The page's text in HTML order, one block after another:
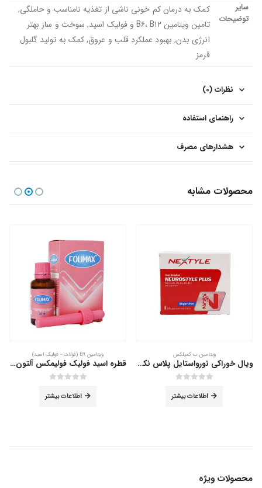
سایر
توضیحات
کمک به درمان کم خونی ناشی از تغذیه نامناسب و حاملگی,
تامین ویتامین B۶، B۱۲ و فولیک اسید, سوخت و ساز بهتر
انرژی بدن, بهبود عملکرد قلب و عروق, کمک به تولید گلبول
قرمز
نظرات (0)
راهنمای استفاده
هشدارهای مصرف
محصولات مشابه
ویتامین ب کمپلکس
ویال خوراکی نورواستایل پلاس نکستایل 10 عدد
اطلاعات بیشتر
ویتامین B9 (فولات - فولیک اسید)
قطره اسید فولیک فولیمکس آلتون 30 میلی لیتر
اطلاعات بیشتر
محصولات ویژه